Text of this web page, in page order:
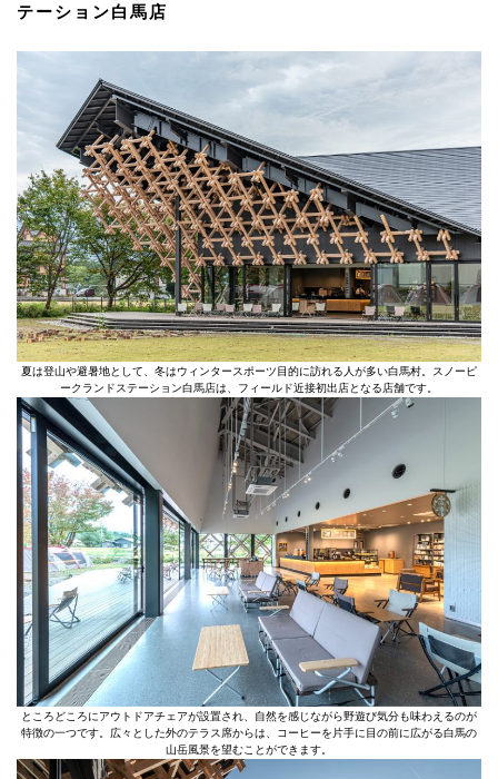
テーション白馬店
夏は登山や避暑地として、冬はウィンタースポーツ目的に訪れる人が多い白馬村。スノーピ
ークランドステーション白馬店は、フィールド近接初出店となる店舗です。
ところどころにアウトドアチェアが設置され、自然を感じながら野遊び気分も味わえるのが
特徴の一つです。広々とした外のテラス席からは、コーヒーを片手に目の前に広がる白馬の
山岳風景を望むことができます。